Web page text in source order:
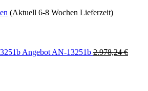
(Aktuell 6-8 Wochen Lieferzeit)
Angebot AN-13251b Ursprünglicher
2.978,24€